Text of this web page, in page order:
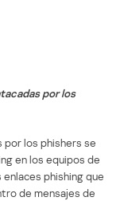
por los
por los phishers se
en los equipos de
phishing que
de mensajes de